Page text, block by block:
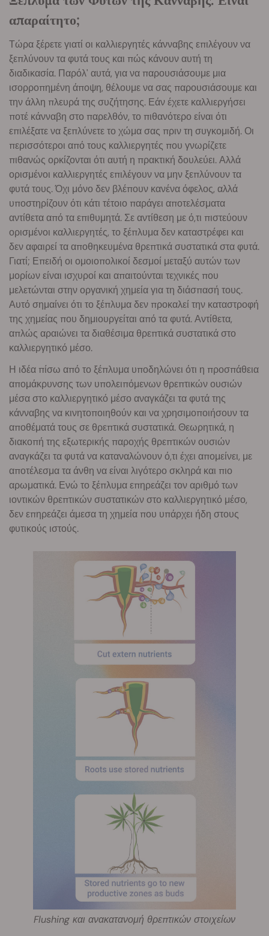
απαραίτητο;
Τώρα ξέρετε γιατί οι καλλιεργητές κάνναβης επιλέγουν να
ξεπλύνουν τα φυτά τους και πώς κάνουν αυτή τη
διαδικασία. Παρόλ' αυτά, για να παρουσιάσουμε μια
ισορροπημένη άποψη, θέλουμε να σας παρουσιάσουμε και
την άλλη πλευρά της συζήτησης. Εάν έχετε καλλιεργήσει
ποτέ κάνναβη στο παρελθόν, το πιθανότερο είναι ότι
επιλέξατε να ξεπλύνετε το χώμα σας πριν τη συγκομιδή. Οι
περισσότεροι από τους καλλιεργητές που γνωρίζετε
πιθανώς ορκίζονται ότι αυτή η πρακτική δουλεύει. Αλλά
ορισμένοι καλλιεργητές επιλέγουν να μην ξεπλύνουν τα
φυτά τους. Όχι μόνο δεν βλέπουν κανένα όφελος, αλλά
υποστηρίζουν ότι κάτι τέτοιο παράγει αποτελέσματα
αντίθετα από τα επιθυμητά. Σε αντίθεση με ό,τι πιστεύουν
ορισμένοι καλλιεργητές, το ξέπλυμα δεν καταστρέφει και
δεν αφαιρεί τα αποθηκευμένα θρεπτικά συστατικά στα φυτά.
Γιατί; Επειδή οι ομοιοπολικοί δεσμοί μεταξύ αυτών των
μορίων είναι ισχυροί και απαιτούνται τεχνικές που
μελετώνται στην οργανική χημεία για τη διάσπασή τους.
Αυτό σημαίνει ότι το ξέπλυμα δεν προκαλεί την καταστροφή
της χημείας που δημιουργείται από τα φυτά. Αντίθετα,
απλώς αραιώνει τα διαθέσιμα θρεπτικά συστατικά στο
καλλιεργητικό μέσο.
Η ιδέα πίσω από το ξέπλυμα υποδηλώνει ότι η προσπάθεια
απομάκρυνσης των υπολειπόμενων θρεπτικών ουσιών
μέσα στο καλλιεργητικό μέσο αναγκάζει τα φυτά της
κάνναβης να κινητοποιηθούν και να χρησιμοποιήσουν τα
αποθέματά τους σε θρεπτικά συστατικά. Θεωρητικά, η
διακοπή της εξωτερικής παροχής θρεπτικών ουσιών
αναγκάζει τα φυτά να καταναλώνουν ό,τι έχει απομείνει, με
αποτέλεσμα τα άνθη να είναι λιγότερο σκληρά και πιο
αρωματικά. Ενώ το ξέπλυμα επηρεάζει τον αριθμό των
ιοντικών θρεπτικών συστατικών στο καλλιεργητικό μέσο,
δεν επηρεάζει άμεσα τη χημεία που υπάρχει ήδη στους
φυτικούς ιστούς.
Flushing και ανακατανομή θρεπτικών στοιχείων